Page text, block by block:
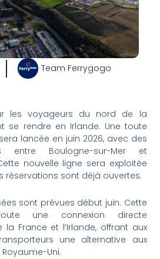
Team Ferrygogo
les voyageurs du nord de la
se rendre en Irlande. Une toute
lancée en juin 2026, avec des
entre Boulogne-sur-Mer et
nouvelle ligne sera exploitée
réservations sont déjà ouvertes.
sont prévues début juin. Cette
une connexion directe
France et l’Irlande, offrant aux
une alternative aux
Uni.